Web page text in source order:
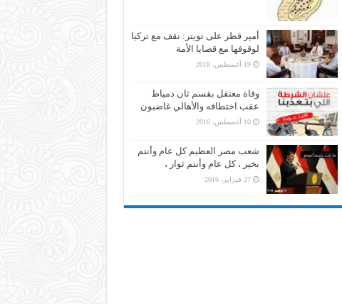
أمير قطر على تويتر: نقف مع تركيا
لوقوفها مع قضايا الأمة
19 أغسطس، 2018
وفاة معتقل بقسم ثان دمياط
عقب اختطافه والأهالي غاضبون
10 أغسطس، 2016
شعب مصر العظيم كل عام وأنتم
بخير ، كل عام وأنتم ثوار ،
27 فبراير، 2016